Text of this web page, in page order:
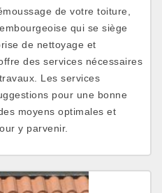
de votre toiture,
qui se siège
de nettoyage et
des services nécessaires
Les services
pour une bonne
moyens optimales et
y parvenir.